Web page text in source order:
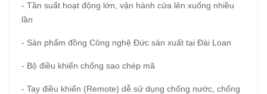
- Tần suất hoạt động lớn, vận hành cửa lên xuống nhiều
lần
- Sản phẩm đồng Công nghệ Đức sản xuất tại Đài Loan
- Bộ điều khiển chống sao chép mã
- Tay điều khiển (Remote) dễ sử dụng chống nước, chống